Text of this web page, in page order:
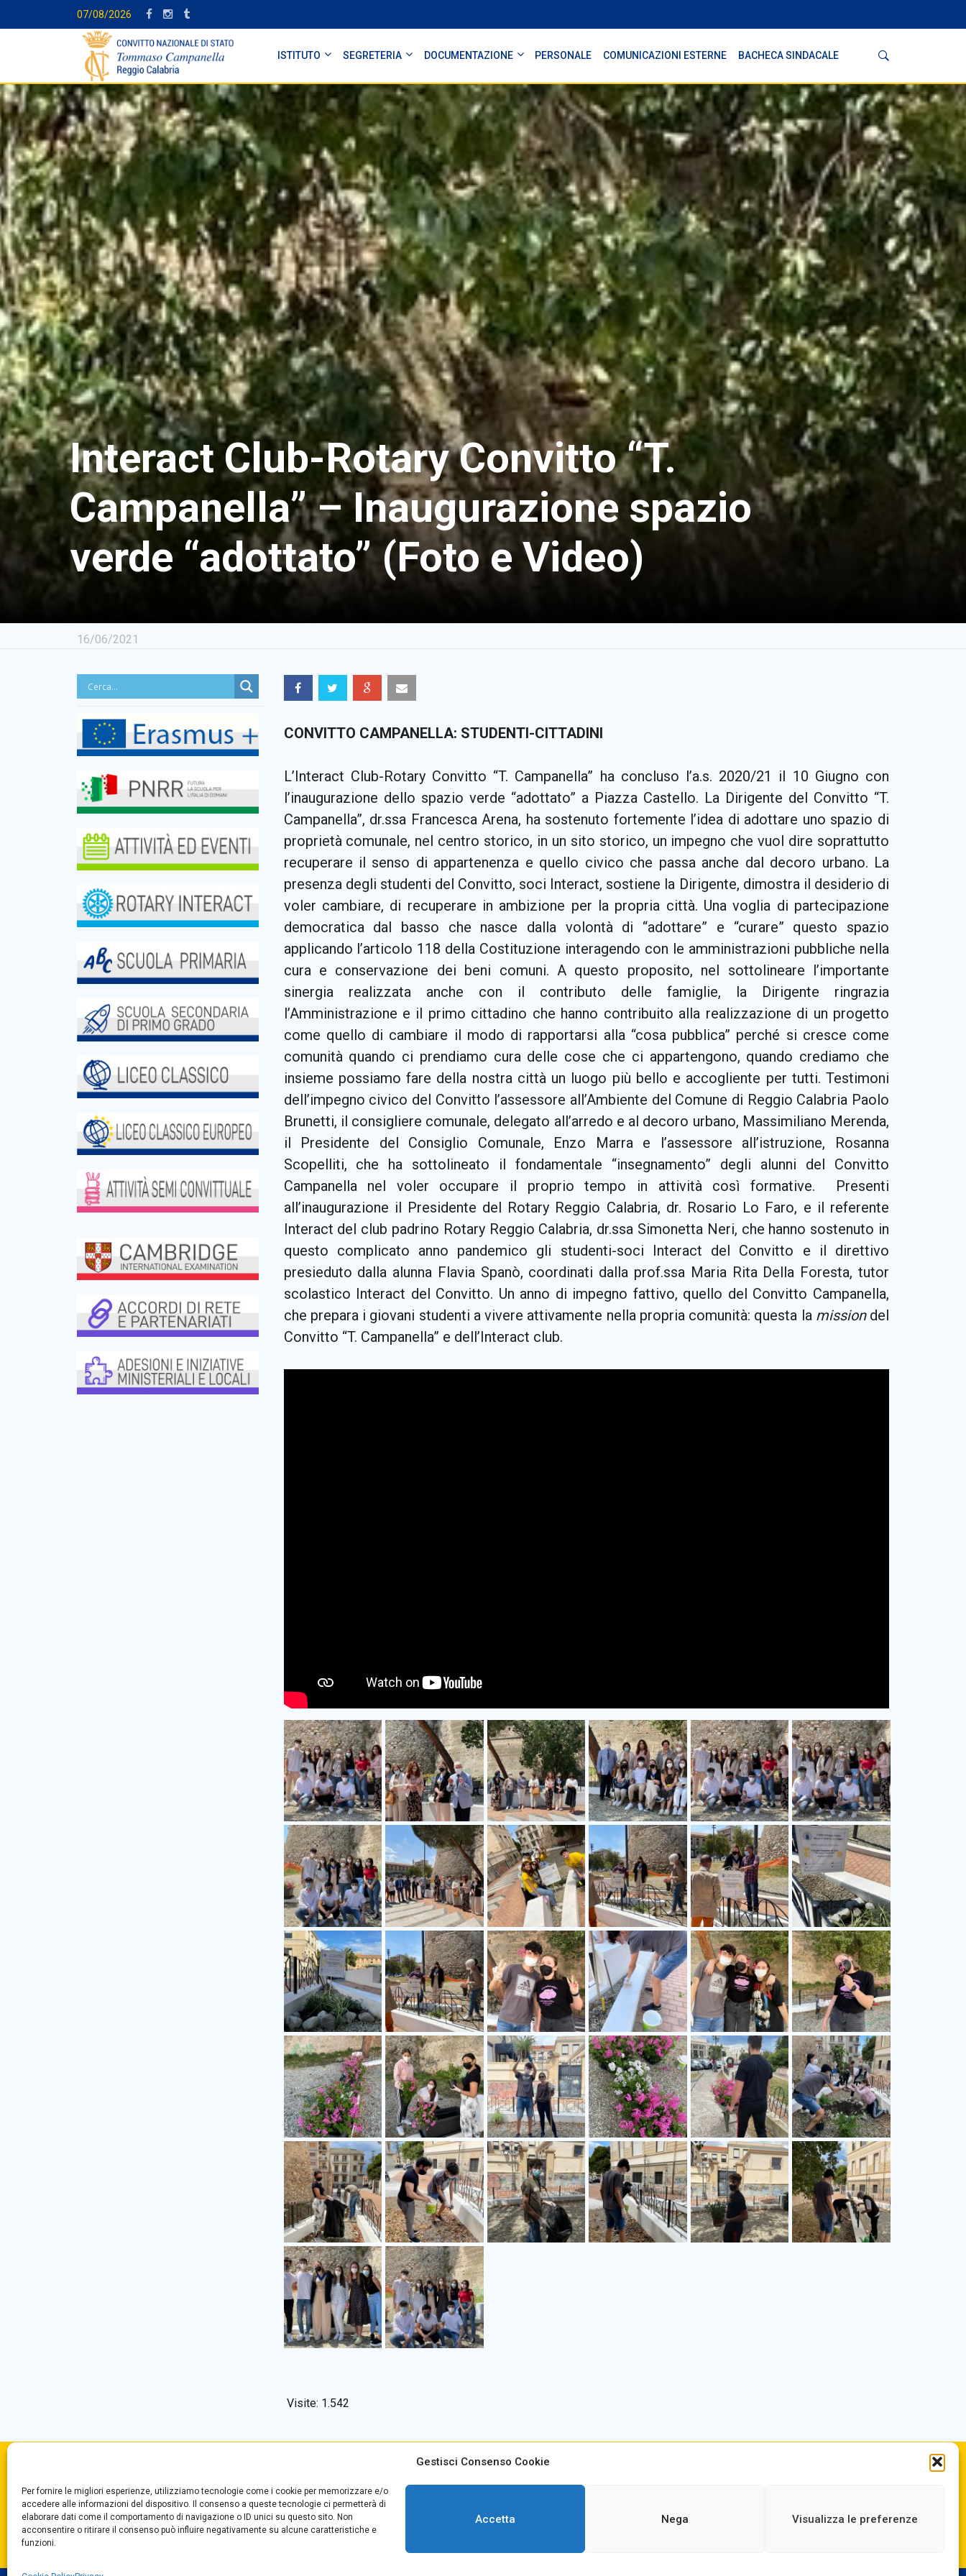
Gestisci Consenso Cookie
Per fornire le migliori esperienze, utilizziamo tecnologie come i cookie per memorizzare e/o
accedere alle informazioni del dispositivo. Il consenso a queste tecnologie ci permetterà di
elaborare dati come il comportamento di navigazione o ID unici su questo sito. Non
acconsentire o ritirare il consenso può influire negativamente su alcune caratteristiche e
funzioni.
Accetta Nega Visualizza le preferenze
07/08/2026
ISTITUTO SEGRETERIA DOCUMENTAZIONE PERSONALE COMUNICAZIONI ESTERNE BACHECA SINDACALE
Interact Club-Rotary Convitto “T.
Campanella” – Inaugurazione spazio
verde “adottato” (Foto e Video)
16/06/2021
CONVITTO CAMPANELLA: STUDENTI-CITTADINI
L’Interact Club-Rotary Convitto “T. Campanella” ha concluso l’a.s. 2020/21 il 10 Giugno con
l’inaugurazione dello spazio verde “adottato” a Piazza Castello. La Dirigente del Convitto “T.
Campanella”, dr.ssa Francesca Arena, ha sostenuto fortemente l’idea di adottare uno spazio di
proprietà comunale, nel centro storico, in un sito storico, un impegno che vuol dire soprattutto
recuperare il senso di appartenenza e quello civico che passa anche dal decoro urbano. La
presenza degli studenti del Convitto, soci Interact, sostiene la Dirigente, dimostra il desiderio di
voler cambiare, di recuperare in ambizione per la propria città. Una voglia di partecipazione
democratica dal basso che nasce dalla volontà di “adottare” e “curare” questo spazio
applicando l’articolo 118 della Costituzione interagendo con le amministrazioni pubbliche nella
cura e conservazione dei beni comuni. A questo proposito, nel sottolineare l’importante
sinergia realizzata anche con il contributo delle famiglie, la Dirigente ringrazia
l’Amministrazione e il primo cittadino che hanno contribuito alla realizzazione di un progetto
come quello di cambiare il modo di rapportarsi alla “cosa pubblica” perché si cresce come
comunità quando ci prendiamo cura delle cose che ci appartengono, quando crediamo che
insieme possiamo fare della nostra città un luogo più bello e accogliente per tutti. Testimoni
dell’impegno civico del Convitto l’assessore all’Ambiente del Comune di Reggio Calabria Paolo
Brunetti, il consigliere comunale, delegato all’arredo e al decoro urbano, Massimiliano Merenda,
il Presidente del Consiglio Comunale, Enzo Marra e l’assessore all’istruzione, Rosanna
Scopelliti, che ha sottolineato il fondamentale “insegnamento” degli alunni del Convitto
Campanella nel voler occupare il proprio tempo in attività così formative. Presenti
all’inaugurazione il Presidente del Rotary Reggio Calabria, dr. Rosario Lo Faro, e il referente
Interact del club padrino Rotary Reggio Calabria, dr.ssa Simonetta Neri, che hanno sostenuto in
questo complicato anno pandemico gli studenti-soci Interact del Convitto e il direttivo
presieduto dalla alunna Flavia Spanò, coordinati dalla prof.ssa Maria Rita Della Foresta, tutor
scolastico Interact del Convitto. Un anno di impegno fattivo, quello del Convitto Campanella,
che prepara i giovani studenti a vivere attivamente nella propria comunità: questa la missiondel
Convitto “T. Campanella” e dell’Interact club.
Visite: 1.542
“T. Campanella”
Via Aschenez, 180
Reggio Calabria
Segreteria +39096520527
Fax +390965499420
dalle ore 07,00 alle ore 18,30